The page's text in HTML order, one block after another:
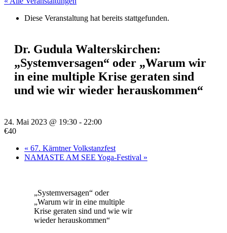
Diese Veranstaltung hat bereits stattgefunden.
Dr. Gudula Walterskirchen:
„Systemversagen“ oder „Warum wir
in eine multiple Krise geraten sind
und wie wir wieder herauskommen“
24. Mai 2023 @ 19:30 - 22:00
€40
« 67. Kärntner Volkstanzfest
NAMASTE AM SEE Yoga-Festival »
„Systemversagen“ oder
„Warum wir in eine multiple
Krise geraten sind und wie wir
wieder herauskommen“